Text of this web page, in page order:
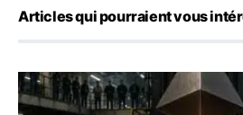
Articles qui pourraient vous
ETH : Ethereum veut brûler les